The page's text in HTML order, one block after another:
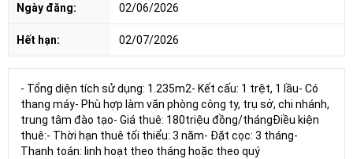
Ngày đăng: 02/06/2026
Hết hạn: 02/07/2026
- Tổng diện tích sử dụng: 1.235m2- Kết cấu: 1 trệt, 1 lầu- Có
thang máy- Phù hợp làm văn phòng công ty, trụ sở, chi nhánh,
trung tâm đào tạo- Giá thuê: 180triệu đồng/thángĐiều kiện
thuê:- Thời hạn thuê tối thiểu: 3 năm- Đặt cọc: 3 tháng-
Thanh toán: linh hoạt theo tháng hoặc theo quý